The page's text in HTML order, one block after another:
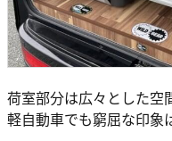
荷室部分は広々とした空
軽自動車でも窮屈な印象